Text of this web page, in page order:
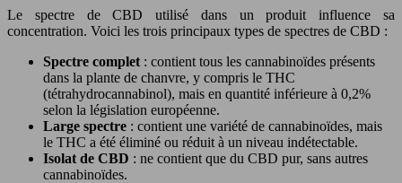
Le spectre de CBD utilisé dans un produit influence sa
concentration. Voici les trois principaux types de spectres de CBD :
Spectre complet : contient tous les cannabinoïdes présents
dans la plante de chanvre, y compris le THC
(tétrahydrocannabinol), mais en quantité inférieure à 0,2%
selon la législation européenne.
Large spectre : contient une variété de cannabinoïdes, mais
le THC a été éliminé ou réduit à un niveau indétectable.
Isolat de CBD : ne contient que du CBD pur, sans autres
cannabinoïdes.